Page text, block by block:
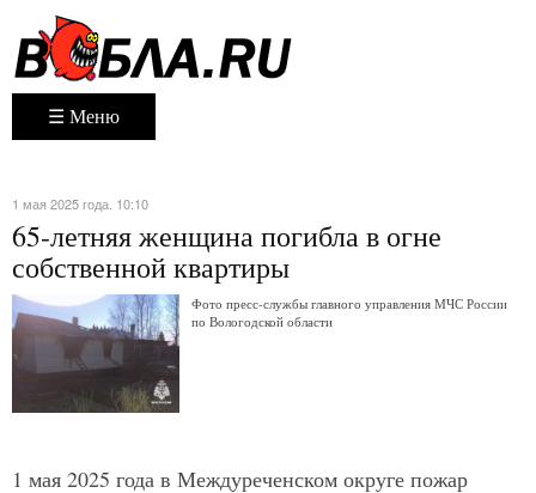
☰ Меню
1 мая 2025 года. 10:10
65-летняя женщина погибла в огне
собственной квартиры
Фото пресс-службы главного управления МЧС России
по Вологодской области
1 мая 2025 года в Междуреченском округе пожар